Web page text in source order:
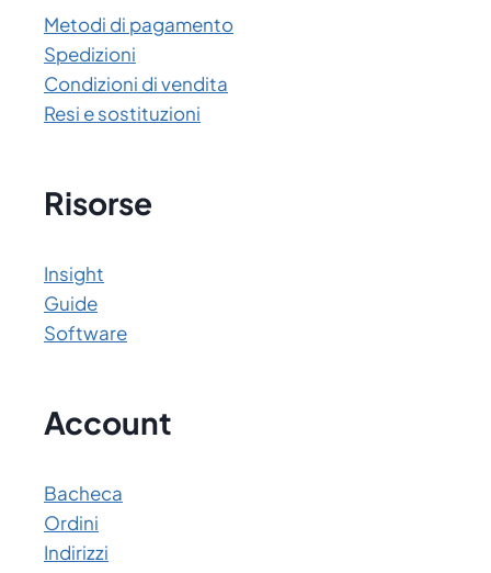
Metodi di pagamento
Spedizioni
Condizioni di vendita
Resi e sostituzioni
Risorse
Insight
Guide
Software
Account
Bacheca
Ordini
Indirizzi